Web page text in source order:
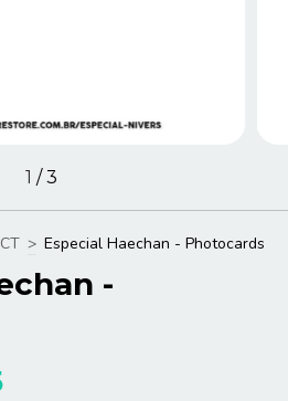
1 /3
> Especial Haechan - Photocards
-